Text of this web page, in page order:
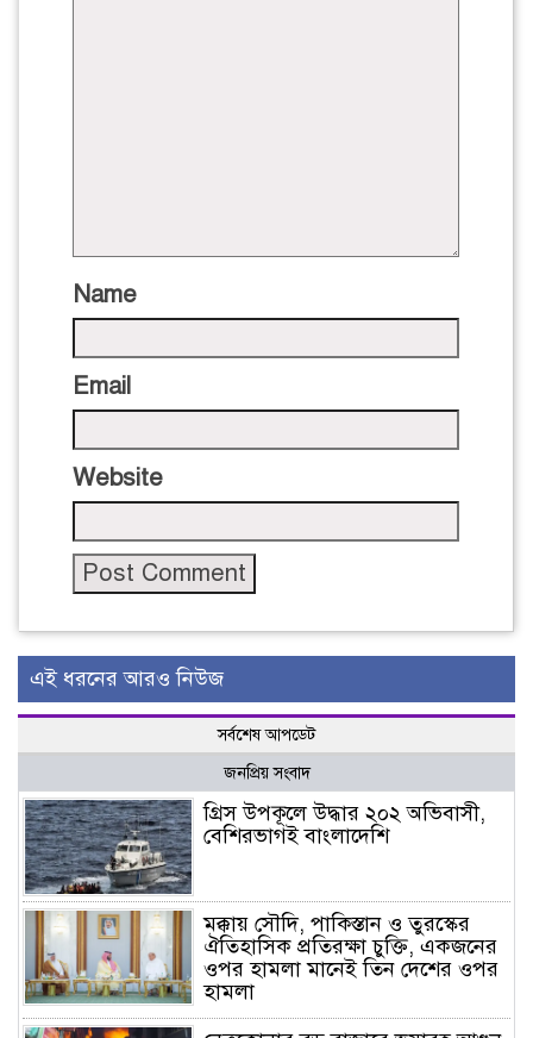
Name
Email
Website
এই ধরনের আরও নিউজ
সর্বশেষ আপডেট
জনপ্রিয় সংবাদ
গ্রিস উপকূলে উদ্ধার ২০২ অভিবাসী,
বেশিরভাগই বাংলাদেশি
মক্কায় সৌদি, পাকিস্তান ও তুরস্কের
ঐতিহাসিক প্রতিরক্ষা চুক্তি, একজনের
ওপর হামলা মানেই তিন দেশের ওপর
হামলা